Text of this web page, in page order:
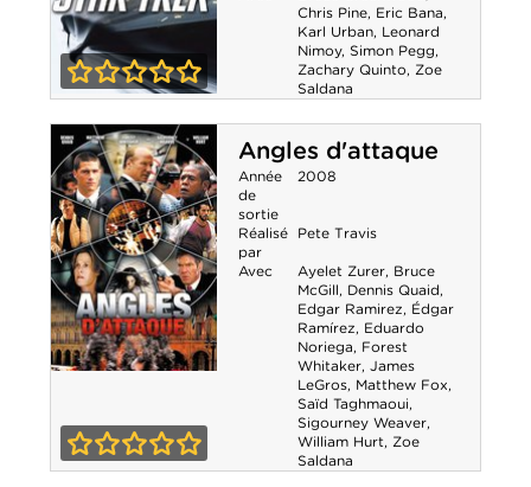
Chris Pine, Eric Bana,
Karl Urban, Leonard
Nimoy, Simon Pegg,
Zachary Quinto, Zoe
Saldana
Angles d'attaque
d'attaque
Année
de
sortie
2008
Réalisé
par
Pete Travis
Avec Ayelet Zurer, Bruce
McGill, Dennis Quaid,
Edgar Ramirez, Édgar
Ramírez, Eduardo
Noriega, Forest
Whitaker, James
LeGros, Matthew Fox,
Saïd Taghmaoui,
Sigourney Weaver,
William Hurt, Zoe
Saldana